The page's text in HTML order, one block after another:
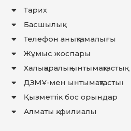
Тарих
Басшылық
Телефон анықтамалығы
Жұмыс жоспары
Халықаралық ынтымақтастық
ДЗМҰ-мен ынтымақтастық
Қызметтік бос орындар
Алматы қ. филиалы